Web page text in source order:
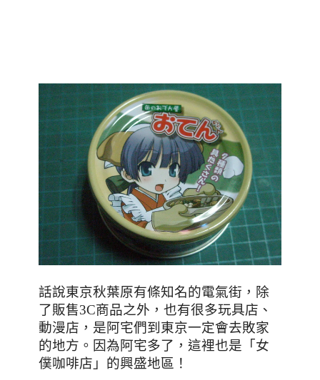
話說東京秋葉原有條知名的電氣街 ，除
了販售3C商品之外 ，也有很多玩具店、
動漫店，是阿宅們到東京一定會去敗家
的地方。因為阿宅多了，這裡也是「女
僕咖啡店」的興盛地區！